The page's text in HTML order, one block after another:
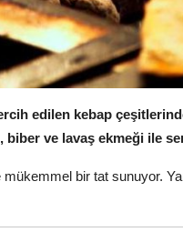
edilen kebap
biber ve lavaş ekmeği ile
bir tat sunuyor.